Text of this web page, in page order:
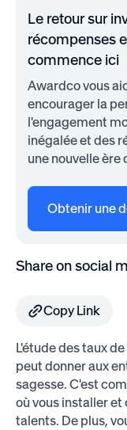
Le retour sur
récompenses
commence ici
Awardco vous
encourager la
l'engagement
inégalée et des
une nouvelle ère
Obtenir une
Share on social
Copy Link
L'étude des taux
peut donner aux
sagesse. C'est
où vous installer
talents. De plus,